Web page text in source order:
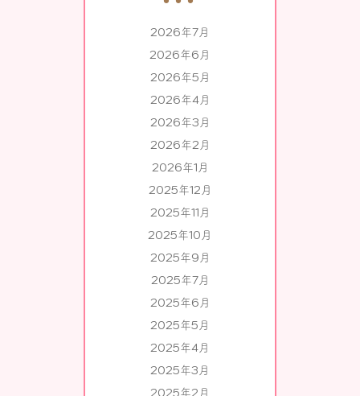
2026年7月
2026年6月
2026年5月
2026年4月
2026年3月
2026年2月
2026年1月
2025年12月
2025年11月
2025年10月
2025年9月
2025年7月
2025年6月
2025年5月
2025年4月
2025年3月
2025年2月